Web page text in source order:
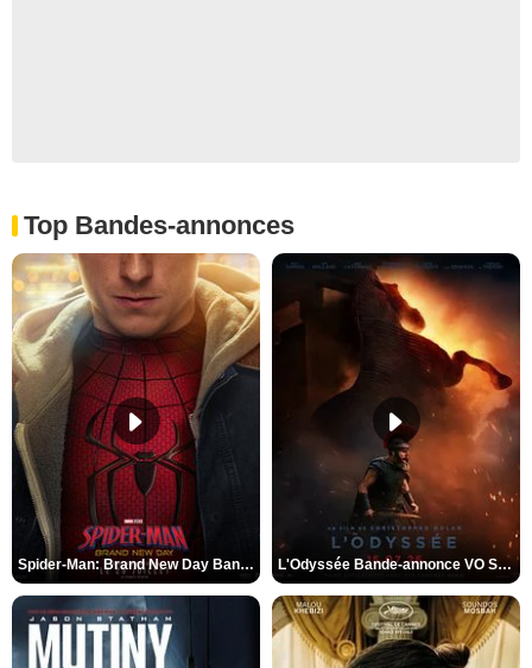
Top Bandes-annonces
Spider-Man: Brand New Day Bande-annonce VO STFR L'Odyssée Bande-annonce VO STFR